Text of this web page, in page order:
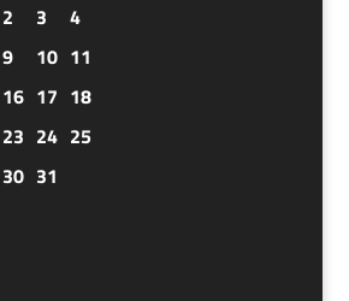
2 3
4
9 10 11
16 17 18
23 24 25
30 31